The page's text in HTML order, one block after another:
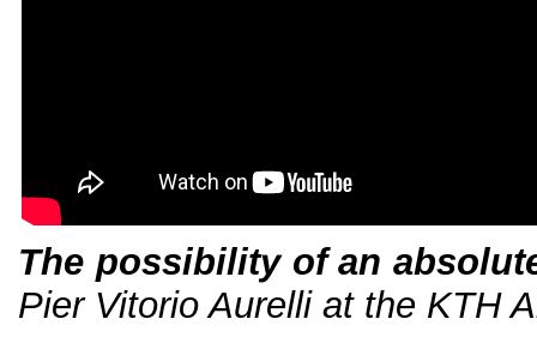
The possibility of an
Pier Vitorio Aurelli at the KTH